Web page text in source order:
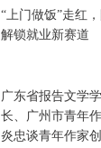
“上门做饭”走红
解锁就业新赛道
广东省报告文学
长、广州市青年
炎忠谈青年作家